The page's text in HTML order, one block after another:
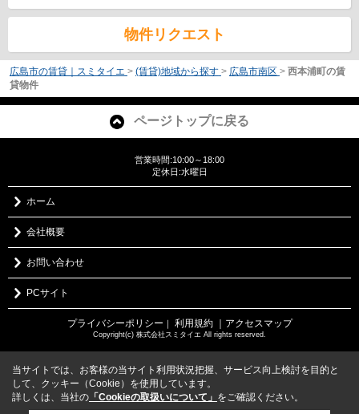
物件リクエスト
広島市の賃貸｜スミタイエ > (賃貸)地域から探す > 広島市南区 > 西本浦町の賃
貸物件
ページトップに戻る
営業時間:10:00～18:00
定休日:水曜日
ホーム
会社概要
お問い合わせ
PCサイト
プライバシーポリシー ｜ 利用規約 ｜アクセスマップ
Copyright(c) 株式会社スミタイエ All rights reserved.
当サイトでは、お客様の当サイト利用状況把握、サービス向上検討を目的と
して、クッキー（Cookie）を使用しています。
詳しくは、当社の 「Cookieの取扱いについて」 をご確認ください。